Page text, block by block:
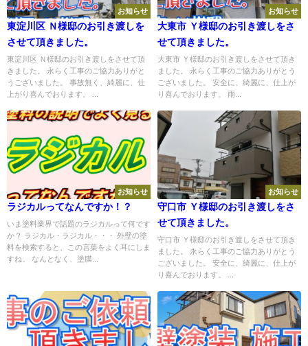
お知らせ
東淀川区 Ｎ様邸のお引き渡しを
させて頂きました。
東淀川区 Ｎ様邸のお引き渡しをさせて頂
きました。 永らく工事のご協力ありがと
うございました。 事故無く、綺麗に、仕
上がり喜んでおります。 ...
お知らせ
大東市 Ｙ様邸のお引き渡しをさ
せて頂きました。
大東市 Ｙ様邸のお引き渡しをさせて頂き
ました。 永らく工事のご協力ありがとう
ございました。 安全に、綺麗に、仕上が
り喜んでおります。 雨...
お知らせ
ラジカルってなんですか！？
いま塗料業界で話題のラジカルって何です
か？ ラジカル・ラジカル・・・ 外壁の塗
料を検索すると、この言葉をよく耳にしま
すね。 なんとなく、塗膜...
お知らせ
守口市 Ｙ様邸のお引き渡しをさ
せて頂きました。
守口市 Ｙ様邸のお引き渡しをさせて頂き
ました。 永らく工事のご協力ありがとう
ございました。 安全に、綺麗に、仕上が
り喜んでおります。 ...